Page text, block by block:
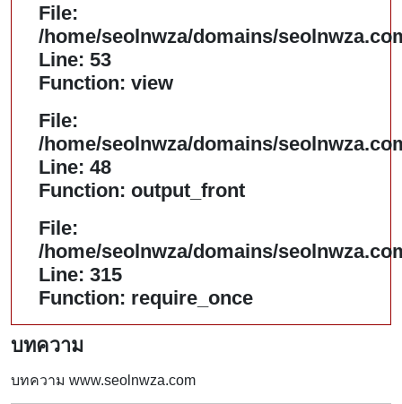
File:
/home/seolnwza/domains/
Line: 53
Function: view
File:
/home/seolnwza/domains/
Line: 48
Function: output_front
File:
/home/seolnwza/domains/
Line: 315
Function: require_once
บทความ
บทความ www.seolnwza.com